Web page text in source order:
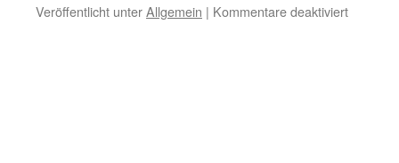
Veröffentlicht unterAllgemein | Kommentare deaktiviertfür